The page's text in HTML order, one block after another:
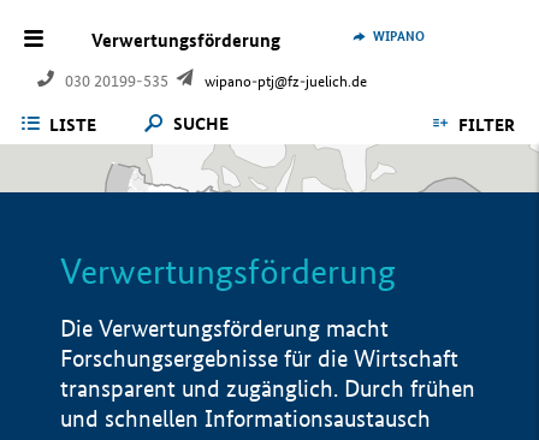
Verwertungsförderung
030 20199-535 wipano-ptj@fz-juelich.de
WIPANO
LISTE SUCHE FILTER
Verwertungsförderung
Die Verwertungsförderung macht
Forschungsergebnisse für die Wirtschaft
transparent und zugänglich. Durch frühen
und schnellen Informationsaustausch